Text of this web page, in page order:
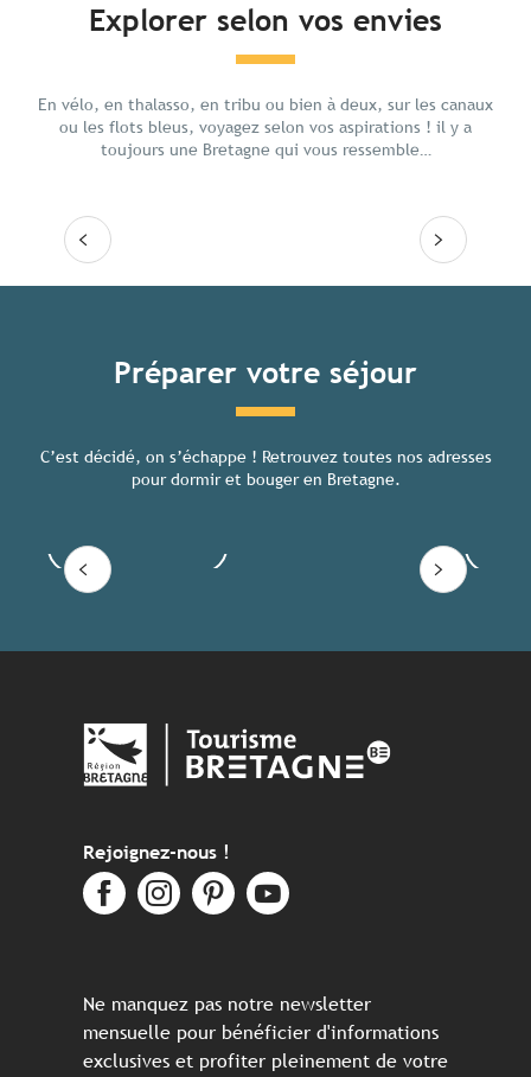
Explorer selon vos envies
En vélo, en thalasso, en tribu ou bien à deux, sur les canaux
ou les flots bleus, voyagez selon vos aspirations ! il y a
toujours une Bretagne qui vous ressemble…
Lire la suite
Préparer votre séjour
C’est décidé, on s’échappe ! Retrouvez toutes nos adresses
pour dormir et bouger en Bretagne.
Tous les hébergements
Voir les offres
Rejoignez-nous !
Ne manquez pas notre newsletter
mensuelle pour bénéficier d'informations
exclusives et profiter pleinement de votre